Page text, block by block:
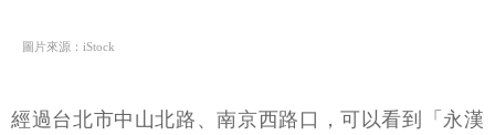
圖片來源：iStock
經過台北市中山北路、南京西路口，可以看到「永漢